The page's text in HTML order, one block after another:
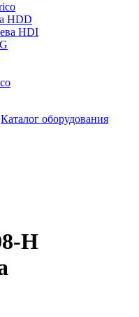
HDD
HDI
Каталог оборудования
H